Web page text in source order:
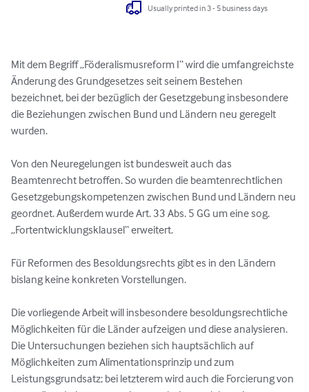
Usually printed in 3 - 5 business days
Mit dem Begriff „Föderalismusreform I“ wird die umfangreichste
Änderung des Grundgesetzes seit seinem Bestehen
bezeichnet, bei der bezüglich der Gesetzgebung insbesondere
die Beziehungen zwischen Bund und Ländern neu geregelt
wurden.
Von den Neuregelungen ist bundesweit auch das
Beamtenrecht betroffen. So wurden die beamtenrechtlichen
Gesetzgebungskompetenzen zwischen Bund und Ländern neu
geordnet. Außerdem wurde Art. 33 Abs. 5 GG um eine sog.
„Fortentwicklungsklausel“ erweitert.
Für Reformen des Besoldungsrechts gibt es in den Ländern
bislang keine konkreten Vorstellungen.
Die vorliegende Arbeit will insbesondere besoldungsrechtliche
Möglichkeiten für die Länder aufzeigen und diese analysieren.
Die Untersuchungen beziehen sich hauptsächlich auf
Möglichkeiten zum Alimentationsprinzip und zum
Leistungsgrundsatz; bei letzterem wird auch die Forcierung von